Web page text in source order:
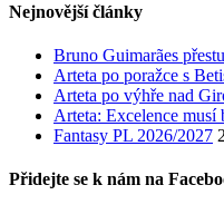
Nejnovější články
Bruno Guimarães
Arteta po poražce s
Arteta po výhře nad
Arteta: Excelence musí
Fantasy PL 2026/2027
Přidejte se k nám na